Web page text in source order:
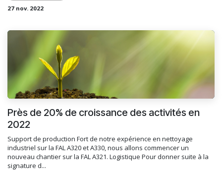
27 nov. 2022
Près de 20% de croissance des activités en
2022
Support de production Fort de notre expérience en nettoyage
industriel sur la FAL A320 et A330, nous allons commencer un
nouveau chantier sur la FAL A321. Logistique Pour donner suite à la
signature d...